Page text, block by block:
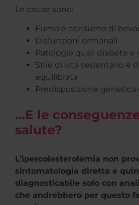
Le cause sono:
Fumo e consumo di
Disfunzioni ormonali
Patologie quali diabete e
Stile di vita sedentario e
equilibrata
Predisposizione genetica
…E le
salute?
L’ipercolesterolemia non
sintomatologia diretta e
diagnosticabile solo con
che andrebbero per questo